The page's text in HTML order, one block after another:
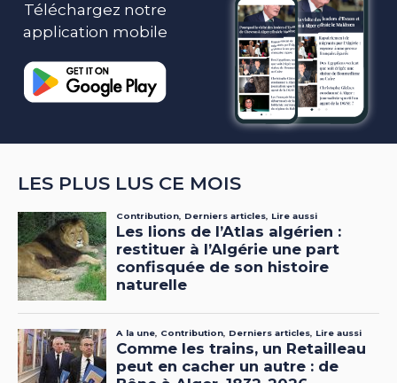
Téléchargez notre
application mobile
LES PLUS LUS CE MOIS